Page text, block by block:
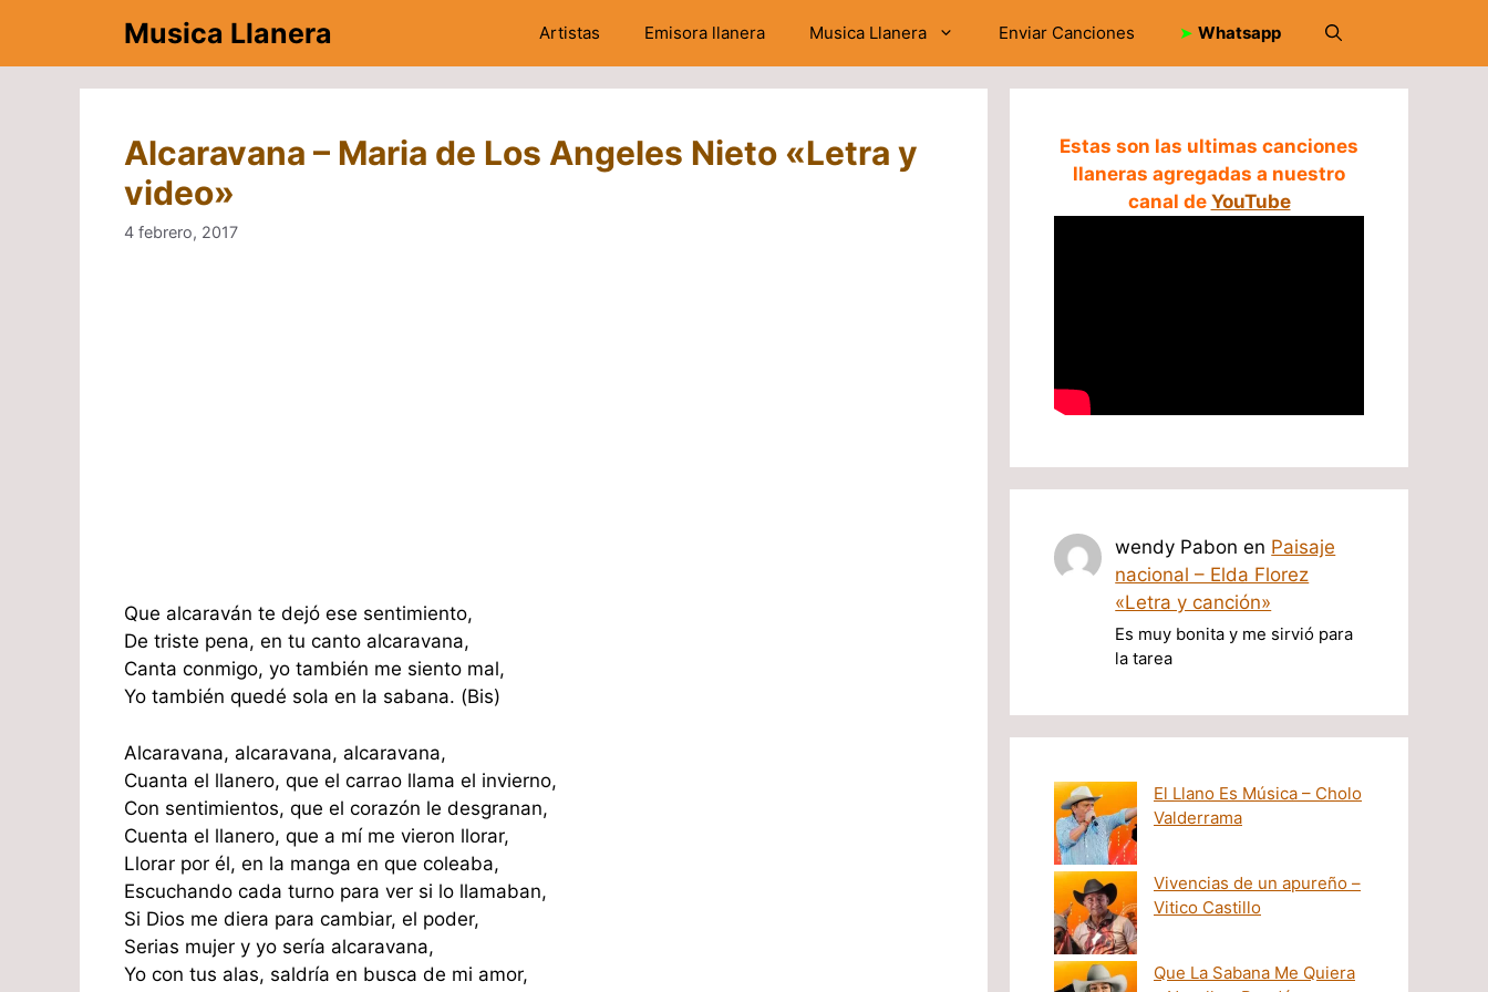
contenido
Musica Llanera Artistas Emisora llanera Musica Llanera Enviar Canciones ➤ Whatsapp
Alcaravana – Maria de Los Angeles Nieto «Letra y
video»
4 febrero, 2017
Que alcaraván te dejó ese sentimiento,
De triste pena, en tu canto alcaravana,
Canta conmigo, yo también me siento mal,
Yo también quedé sola en la sabana. (Bis)
Alcaravana, alcaravana, alcaravana,
Cuanta el llanero, que el carrao llama el invierno,
Con sentimientos, que el corazón le desgranan,
Cuenta el llanero, que a mí me vieron llorar,
Llorar por él, en la manga en que coleaba,
Escuchando cada turno para ver si lo llamaban,
Si Dios me diera para cambiar, el poder,
Serias mujer y yo sería alcaravana,
Yo con tus alas, saldría en busca de mi amor,
Estas son las ultimas canciones
llaneras agregadas a nuestro
canal de YouTube
wendy Pabon en Paisaje
nacional – Elda Florez
«Letra y canción»
Es muy bonita y me sirvió para
la tarea
El Llano Es Música – Cholo
Valderrama
Vivencias de un apureño –
Vitico Castillo
Que La Sabana Me Quiera